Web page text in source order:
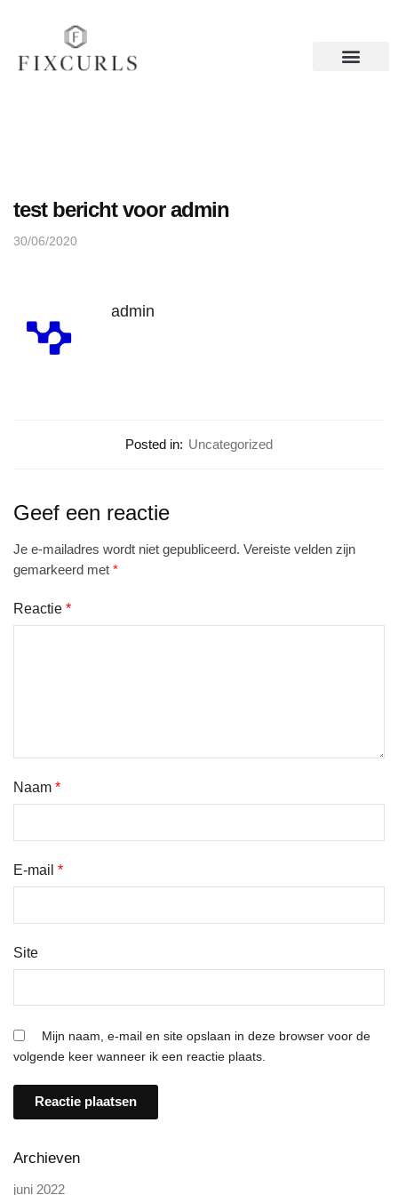
test bericht voor admin
30/06/2020
admin
Posted in: Uncategorized
Geef een reactie
Je e-mailadres wordt niet gepubliceerd. Vereiste velden zijn
gemarkeerd met *
Reactie *
Naam *
E-mail *
Site
Mijn naam, e-mail en site opslaan in deze browser voor de
volgende keer wanneer ik een reactie plaats.
Archieven
juni 2022